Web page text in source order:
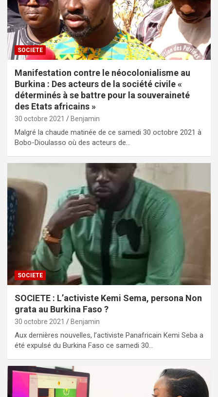
SOCIETE
Manifestation contre le néocolonialisme au
Burkina : Des acteurs de la société civile «
déterminés à se battre pour la souveraineté
des Etats africains »
30 octobre 2021 Benjamin
Malgré la chaude matinée de ce samedi 30 octobre 2021 à
Bobo-Dioulasso où des acteurs de…
SOCIETE
SOCIETE : L’activiste Kemi Sema, persona Non
grata au Burkina Faso ?
30 octobre 2021 Benjamin
Aux dernières nouvelles, l’activiste Panafricain Kemi Seba a
été expulsé du Burkina Faso ce samedi 30…